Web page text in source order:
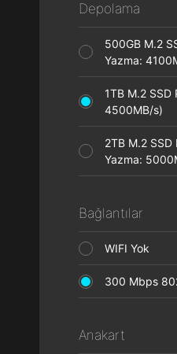
Depolama
500GB M.2
Yazma:
1TB M.2
4500MB/s)
2TB M.2
Yazma:
Bağlantılar
WIFI Yok
300 Mbps
Anakart